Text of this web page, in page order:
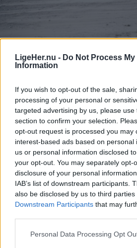
LigeHer.nu - Do Not Process My
Information
If you wish to opt-out of the sale,
processing of your personal or
targeted advertising by us, please
section to confirm your selection.
opt-out request is processed you may
interest-based ads based on personal
us or personal information disclosed
your opt-out. You may separately opt-
disclosure of your personal
IAB’s list of downstream participants.
also be disclosed by us to third parties
Downstream Participants that may
Personal Data Processing Opt
Verdens næststørste
tæt på kysten i Ålbæk
Frederikke Haandbæk
Journalist
Følg os på
07. august 2026 kl. 15.12
ÅLBÆK: Synet af en hajfinne
nok få de fleste badegæster til
op en ekstra gang.
Men det var netop det syn,
stranden i Ålbæk fredag.